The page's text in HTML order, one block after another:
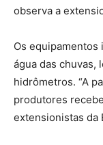
observa a
Os equipamentos
água das chuvas,
hidrômetros. “A
produtores
extensionistas da